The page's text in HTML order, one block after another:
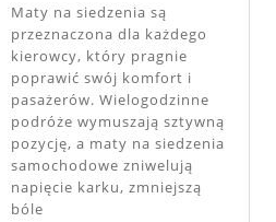
Maty na siedzenia są
przeznaczona dla każdego
kierowcy, który pragnie
poprawić swój komfort i
pasażerów. Wielogodzinne
podróże wymuszają sztywną
pozycję, a maty na siedzenia
samochodowe zniwelują
napięcie karku, zmniejszą
bóle